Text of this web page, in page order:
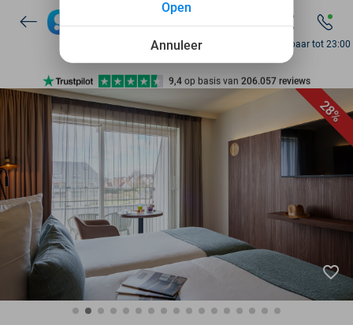
7 dagen per week beschikbaar
10+ miljoen leden
7 dagen per week beschikbaar
10+ miljoen leden
Bereikbaar tot 23:00
28%
favorite_border
Annuleer
Open